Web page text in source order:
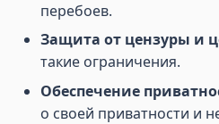
перебоев.
Защита от цензуры и
такие ограничения.
Обеспечение
о своей приватности и